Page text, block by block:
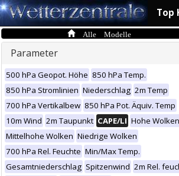
Top
Alle Modelle
Parameter
500 hPa Geopot. Höhe 850 hPa Temp.
850 hPa Stromlinien Niederschlag 2m Temp
700 hPa Vertikalbew 850 hPa Pot. Äquiv. Temp
10m Wind 2m Taupunkt CAPE/LI Hohe Wolken
Mittelhohe Wolken Niedrige Wolken
700 hPa Rel. Feuchte Min/Max Temp.
Gesamtniederschlag Spitzenwind 2m Rel.